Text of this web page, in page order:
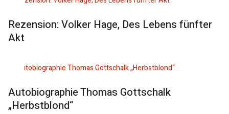
Rezension: Volker Hage, Des Lebens fünfter
Akt
Autobiographie Thomas Gottschalk
„Herbstblond“